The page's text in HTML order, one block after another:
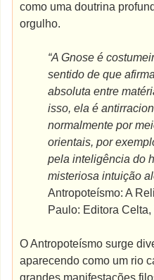
como uma doutrina
orgulho.
“A Gnose é
sentido de que
absoluta entre
isso, ela é
normalmente por
orientais, por
pela inteligência do
misteriosa intuição
Antropoteísmo: A
Paulo: Editora Celta,
O Antropoteísmo surge
aparecendo como um rio
grandes manifestações